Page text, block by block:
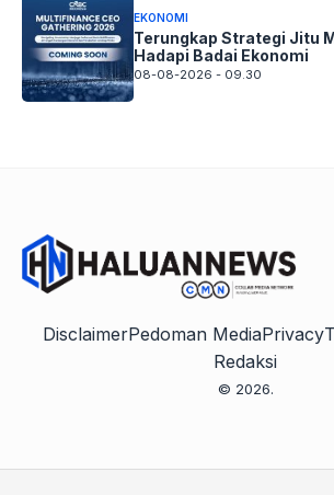
EKONOMI
Terungkap Strategi Jitu
Hadapi Badai Ekonomi
08-08-2026 - 09.30
DisclaimerPedoman MediaPrivacy
Redaksi
© 2026.